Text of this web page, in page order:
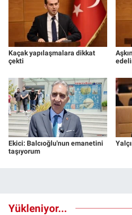
Kaçak yapılaşmalara dikkat
çekti
Ekici: Balcıoğlu'nun emanetini
taşıyorum
Yükleniyor...